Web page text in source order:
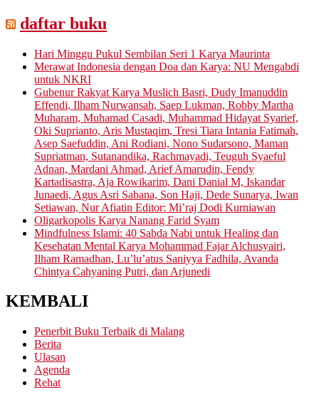
daftar buku
Hari Minggu Pukul Sembilan Seri 1 Karya Maurinta
Merawat Indonesia dengan Doa dan Karya: NU Mengabdi
untuk NKRI
Gubenur Rakyat Karya Muslich Basri, Dudy Imanuddin
Effendi, Ilham Nurwansah, Saep Lukman, Robby Martha
Muharam, Muhamad Casadi, Muhammad Hidayat Syarief,
Oki Suprianto, Aris Mustaqim, Tresi Tiara Intania Fatimah,
Asep Saefuddin, Ani Rodiani, Nono Sudarsono, Maman
Supriatman, Sutanandika, Rachmayadi, Teuguh Syaeful
Adnan, Mardani Ahmad, Arief Amarudin, Fendy
Kartadisastra, Aja Rowikarim, Dani Danial M, Iskandar
Junaedi, Agus Asri Sabana, Son Haji, Dede Sunarya, Iwan
Setiawan, Nur Afiatin Editor: Mi’raj Dodi Kurniawan
Oligarkopolis Karya Nanang Farid Syam
Mindfulness Islami: 40 Sabda Nabi untuk Healing dan
Kesehatan Mental Karya Mohammad Fajar Alchusyairi,
Ilham Ramadhan, Lu’lu’atus Saniyya Fadhila, Avanda
Chintya Cahyaning Putri, dan Arjunedi
KEMBALI
Penerbit Buku Terbaik di Malang
Berita
Ulasan
Agenda
Rehat